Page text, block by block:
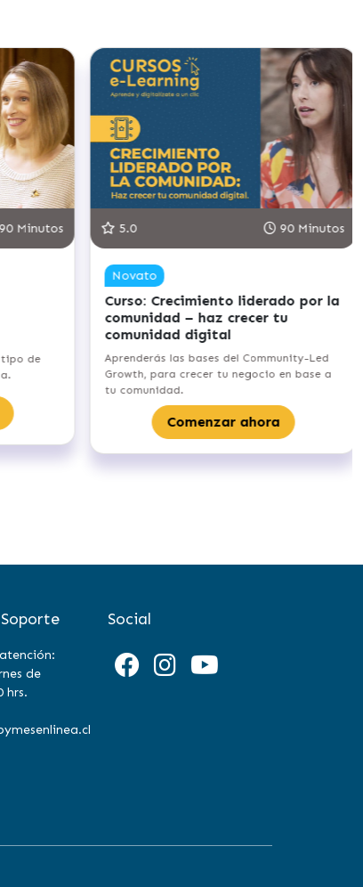
Minutos
de
5.0 90 Minutos
Novato
Curso: Crecimiento liderado por la
comunidad – haz crecer tu
comunidad digital
Aprenderás las bases del Community-Led
Growth, para crecer tu negocio en base a
tu comunidad.
Comenzar ahora
de
hrs.
Social